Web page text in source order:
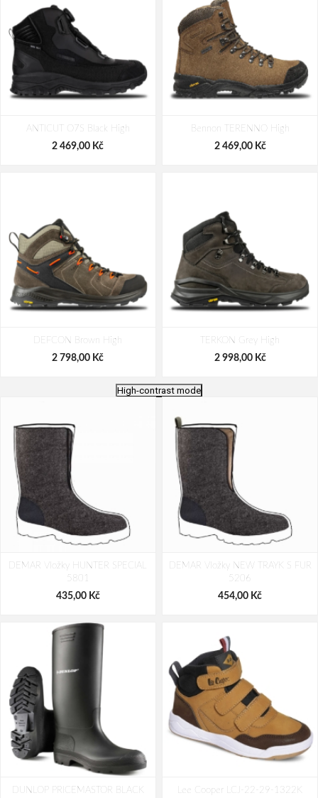
ANTICUT O7S Black High
2 469,00 Kč
Bennon TERENNO High
2 469,00 Kč
DEFCON Brown High
2 798,00 Kč
TERKON Grey High
2 998,00 Kč
2 778,00 Kč 2 699,00 Kč
High-contrast mode
DEMAR Vložky HUNTER SPECIAL
5801
435,00 Kč
DEMAR Vložky NEW TRAYK S FUR
5206
454,00 Kč
DUNLOP PRICEMASTOR BLACK
Lee Cooper LCJ-22-29-1322K